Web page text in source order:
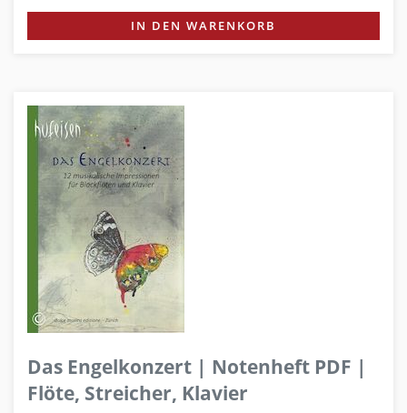
IN DEN WARENKORB
Das Engelkonzert | Notenheft PDF |
Flöte, Streicher, Klavier